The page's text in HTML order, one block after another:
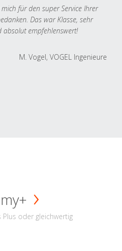
für den super Service Ihrer
Das war Klasse, sehr
absolut empfehlenswert!
M. Vogel, VOGEL Ingenieure
Plus oder gleichwertig